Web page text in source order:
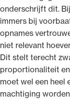
onderschrijft dit.
immers bij
opnames
niet relevant
Dit stelt terecht
proportionaliteit
moet wel een heel
machtiging